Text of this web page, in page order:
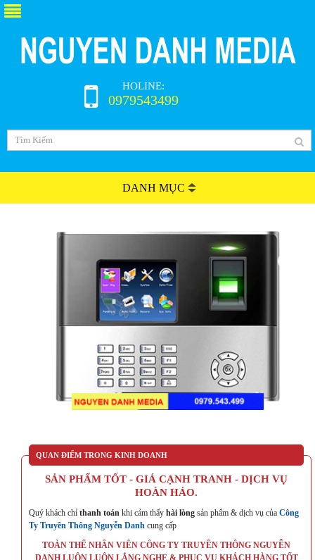
HOLINE:
0979543499
DANH MỤC
QUAN ĐIỂM TRONG KINH DOANH
SẢN PHẨM TỐT - GIÁ CẠNH TRANH - DỊCH VỤ
HOÀN HẢO.
Quý khách chỉ thanh toán khi cảm thấy hài lòng sản phẩm & dịch vụ của Công
Ty Truyền Thông Nguyễn Danh cung cấp
TOÀN THỂ NHÂN VIÊN CÔNG TY TRUYỀN THÔNG NGUYỄN